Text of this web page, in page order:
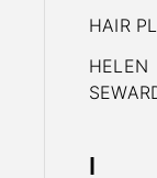
HAIR
HELEN
I